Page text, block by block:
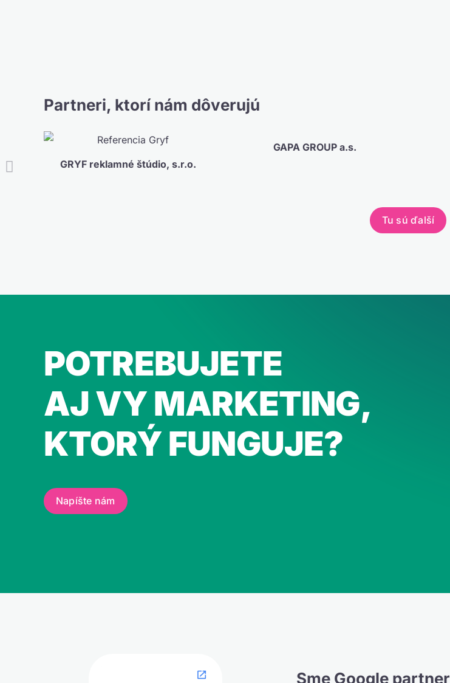
Partneri, ktorí nám dôverujú
GRYF reklamné štúdio, s.r.o.
GAPA GROUP a.s.
Tu sú ďalší

POTREBUJETE
AJ VY MARKETING,
KTORÝ FUNGUJE?
Napíšte nám
Sme Google partner